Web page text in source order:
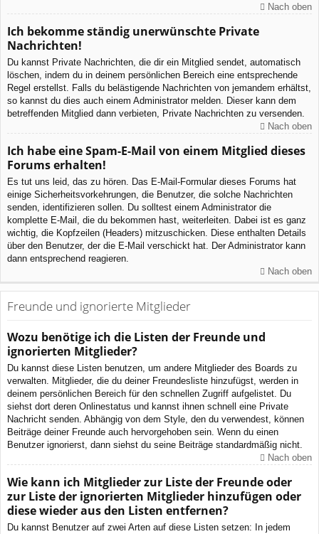
Nach oben
Ich bekomme ständig unerwünschte Private
Nachrichten!
Du kannst Private Nachrichten, die dir ein Mitglied sendet, automatisch
löschen, indem du in deinem persönlichen Bereich eine entsprechende
Regel erstellst. Falls du belästigende Nachrichten von jemandem erhältst,
so kannst du dies auch einem Administrator melden. Dieser kann dem
betreffenden Mitglied dann verbieten, Private Nachrichten zu versenden.
Nach oben
Ich habe eine Spam-E-Mail von einem Mitglied dieses
Forums erhalten!
Es tut uns leid, das zu hören. Das E-Mail-Formular dieses Forums hat
einige Sicherheitsvorkehrungen, die Benutzer, die solche Nachrichten
senden, identifizieren sollen. Du solltest einem Administrator die
komplette E-Mail, die du bekommen hast, weiterleiten. Dabei ist es ganz
wichtig, die Kopfzeilen (Headers) mitzuschicken. Diese enthalten Details
über den Benutzer, der die E-Mail verschickt hat. Der Administrator kann
dann entsprechend reagieren.
Nach oben
Freunde und ignorierte Mitglieder
Wozu benötige ich die Listen der Freunde und
ignorierten Mitglieder?
Du kannst diese Listen benutzen, um andere Mitglieder des Boards zu
verwalten. Mitglieder, die du deiner Freundesliste hinzufügst, werden in
deinem persönlichen Bereich für den schnellen Zugriff aufgelistet. Du
siehst dort deren Onlinestatus und kannst ihnen schnell eine Private
Nachricht senden. Abhängig von dem Style, den du verwendest, können
Beiträge deiner Freunde auch hervorgehoben sein. Wenn du einen
Benutzer ignorierst, dann siehst du seine Beiträge standardmäßig nicht.
Nach oben
Wie kann ich Mitglieder zur Liste der Freunde oder
zur Liste der ignorierten Mitglieder hinzufügen oder
diese wieder aus den Listen entfernen?
Du kannst Benutzer auf zwei Arten auf diese Listen setzen: In jedem